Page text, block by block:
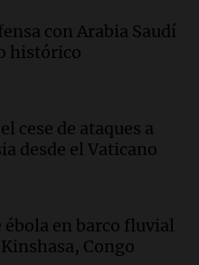
a su familia
papá
Privada: el revés
una debilidad
prepara para una
turistas y el
con Arabia Saudí
histórico
cese de ataques a
desde el Vaticano
ébola en barco fluvial
Congo